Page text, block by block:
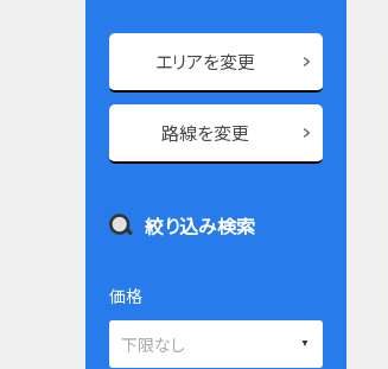
エリアを変更
路線を変更
絞り込み検索
価格